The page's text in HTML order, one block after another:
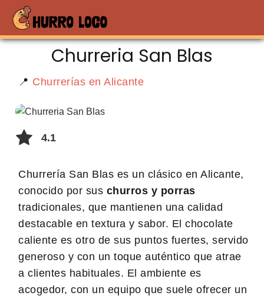
Churreria San Blas
📍 Churrerías en Alicante
4.1
Churrería San Blas es un clásico en Alicante,
conocido por sus churros y porras
tradicionales, que mantienen una calidad
destacable en textura y sabor. El chocolate
caliente es otro de sus puntos fuertes, servido
generoso y con un toque auténtico que atrae
a clientes habituales. El ambiente es
acogedor, con un equipo que suele ofrecer un